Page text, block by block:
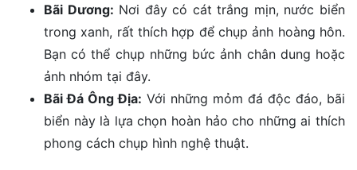
Bãi Dương: Nơi đây có cát trắng mịn, nước biển
trong xanh, rất thích hợp để chụp ảnh hoàng hôn.
Bạn có thể chụp những bức ảnh chân dung hoặc
ảnh nhóm tại đây.
Bãi Đá Ông Địa: Với những mỏm đá độc đáo, bãi
biển này là lựa chọn hoàn hảo cho những ai thích
phong cách chụp hình nghệ thuật.